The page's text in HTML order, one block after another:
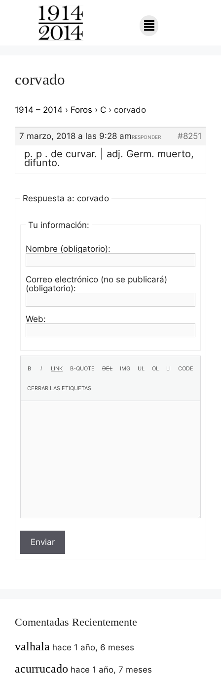
corvado
1914 – 2014 › Foros › C › corvado
7 marzo, 2018 a las 9:28 am #8251
RESPONDER
p. p . de curvar. | adj. Germ. muerto,
difunto.
Respuesta a: corvado
Tu información:
Nombre (obligatorio):
Correo electrónico (no se publicará)
(obligatorio):
Web:
Enviar
Comentadas Recientemente
valhala hace 1 año, 6 meses
acurrucado hace 1 año, 7 meses